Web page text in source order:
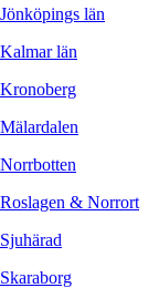
Jönköpings län
Kalmar län
Kronoberg
Mälardalen
Norrbotten
Roslagen & Norrort
Sjuhärad
Skaraborg